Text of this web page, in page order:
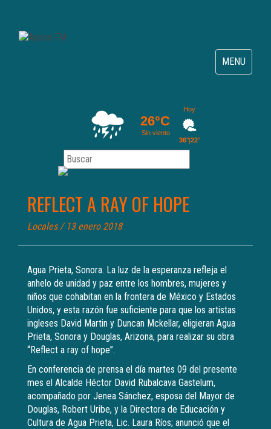
Toggle
navigation
MENU
REFLECT A RAY OF HOPE
Locales/ 13 enero 2018
Agua Prieta, Sonora. La luz de la esperanza refleja el
anhelo de unidad y paz entre los hombres, mujeres y
niños que cohabitan en la frontera de México y Estados
Unidos, y esta razón fue suficiente para que los artistas
ingleses David Martin y Duncan Mckellar, eligieran Agua
Prieta, Sonora y Douglas, Arizona, para realizar su obra
“Reflect a ray of hope”.
En conferencia de prensa el día martes 09 del presente
mes el Alcalde Héctor David Rubalcava Gastelum,
acompañado por Jenea Sánchez, esposa del Mayor de
Douglas, Robert Uribe, y la Directora de Educación y
Cultura de Agua Prieta, Lic. Laura Ríos; anunció que el